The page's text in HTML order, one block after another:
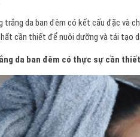
trắng da ban đêm có kết cấu đặc và
cần thiết để nuôi dưỡng và tái tạo
da ban đêm có thực sự cần